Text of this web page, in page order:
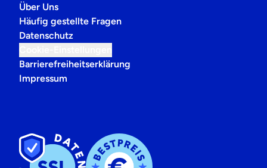
Über Uns
Häufig gestellte Fragen
Datenschutz
Barrierefreiheitserklärung
Impressum